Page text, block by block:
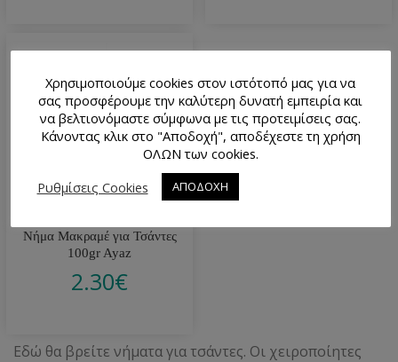
Νήμα Μακραμέ για Τσάντες
100gr Ayaz
2.30€
Εδώ θα βρείτε νήματα για τσάντες. Οι χειροποίητες
Χρησιμοποιούμε cookies στον ιστότοπό μας για να
σας προσφέρουμε την καλύτερη δυνατή εμπειρία και
να βελτιονόμαστε σύμφωνα με τις προτειμίσεις σας.
Κάνοντας κλικ στο "Αποδοχή", αποδέχεστε τη χρήση
ΟΛΩΝ των cookies.
Ρυθμίσεις Cookies
ΑΠΟΔΟΧΗ